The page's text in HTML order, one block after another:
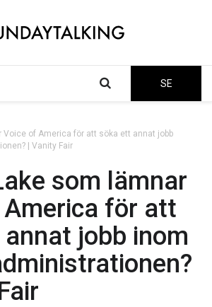
SE
Voice of America för att söka ett annat jobb
| Vanity Fair
som lämnar
för att
jobb inom